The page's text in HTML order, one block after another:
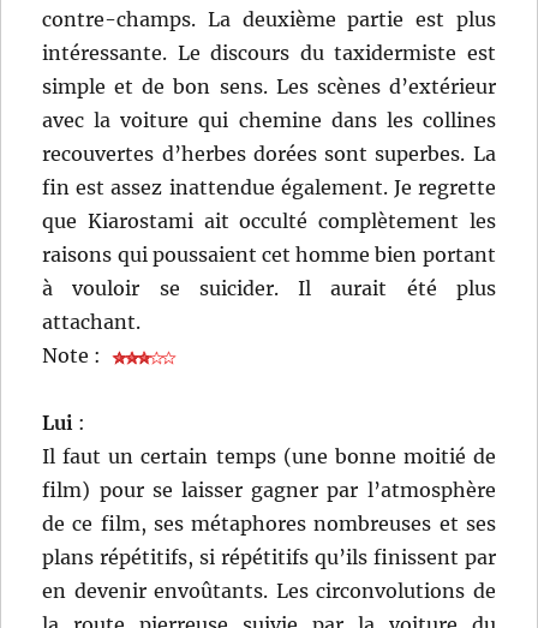
contre-champs. La deuxième partie est plus
intéressante. Le discours du taxidermiste est
simple et de bon sens. Les scènes d’extérieur
avec la voiture qui chemine dans les collines
recouvertes d’herbes dorées sont superbes. La
fin est assez inattendue également. Je regrette
que Kiarostami ait occulté complètement les
raisons qui poussaient cet homme bien portant
à vouloir se suicider. Il aurait été plus
attachant.
Note :
Lui :
Il faut un certain temps (une bonne moitié de
film) pour se laisser gagner par l’atmosphère
de ce film, ses métaphores nombreuses et ses
plans répétitifs, si répétitifs qu’ils finissent par
en devenir envoûtants. Les circonvolutions de